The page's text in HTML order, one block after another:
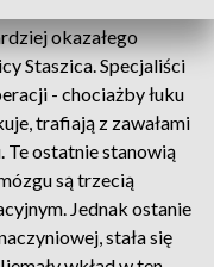
okazałego
Staszica. Specjaliści
- chociażby łuku
trafiają z zawałami
Te ostatnie stanowią
są trzecią
Jednak ostanie
stała się